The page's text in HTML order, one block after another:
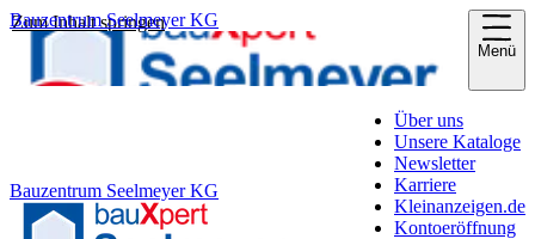
Zum Inhalt springen
Bauzentrum Seelmeyer KG
Menü
Bauzentrum Seelmeyer KG
Über uns
Unsere Kataloge
Newsletter
Karriere
Kleinanzeigen.de
Kontoeröffnung